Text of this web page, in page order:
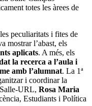
totes les àrees de
peculiaritats i fites de
mostrar l’abast, els
aplicats. A més, els
la recerca a l’aula i
amb l’alumnat. La 1ª
i coordinar la
URL, Rosa Maria
Estudiants i Política